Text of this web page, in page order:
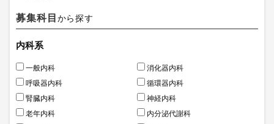
募集科目 から探す
内科系
一般内科
消化器内科
呼吸器内科
循環器内科
腎臓内科
神経内科
老年内科
内分泌代謝科